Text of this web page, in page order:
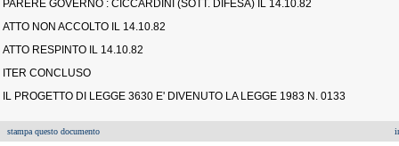
PARERE GOVERNO : CICCARDINI (SOTT. DIFESA) IL 14.10.82
ATTO NON ACCOLTO IL 14.10.82
ATTO RESPINTO IL 14.10.82
ITER CONCLUSO
IL PROGETTO DI LEGGE 3630 E' DIVENUTO LA LEGGE 1983 N. 0133
stampa questo documento